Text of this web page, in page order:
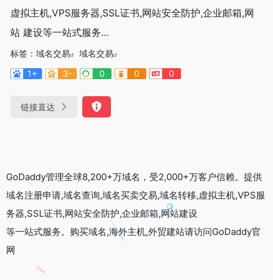
虚拟主机,VPS服务器,SSL证书,网站安全防护,企业邮箱,网
站 建设等一站式服务...
标签： 域名交易
域名交易
1+
3- 0 0 0
链接直达
GoDaddy管理全球8,200+万域名，受2,000+万客户信赖。提供
域名注册申请,域名查询,域名买卖交易,域名转移,虚拟主机,VPS服
务器,SSL证书,网站安全防护,企业邮箱,网站建设
等一站式服务。购买域名,海外主机,外贸建站请访问GoDaddy官
网